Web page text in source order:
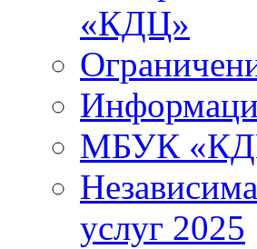
«КДЦ»
МБУК
услуг 2025